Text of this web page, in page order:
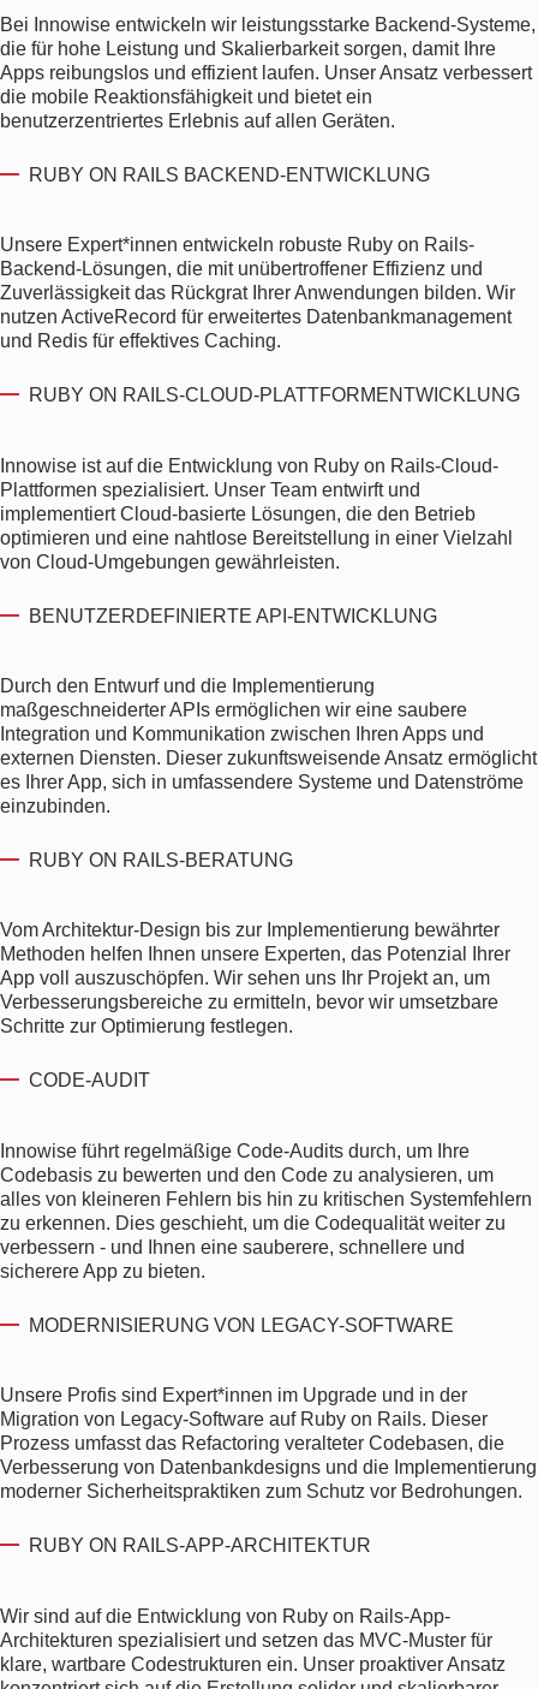
Bei Innowise entwickeln wir leistungsstarke Backend-Systeme,
die für hohe Leistung und Skalierbarkeit sorgen, damit Ihre
Apps reibungslos und effizient laufen. Unser Ansatz verbessert
die mobile Reaktionsfähigkeit und bietet ein
benutzerzentriertes Erlebnis auf allen Geräten.
RUBY ON RAILS BACKEND-ENTWICKLUNG
Unsere Expert*innen entwickeln robuste Ruby on Rails-
Backend-Lösungen, die mit unübertroffener Effizienz und
Zuverlässigkeit das Rückgrat Ihrer Anwendungen bilden. Wir
nutzen ActiveRecord für erweitertes Datenbankmanagement
und Redis für effektives Caching.
RUBY ON RAILS-CLOUD-PLATTFORMENTWICKLUNG
Innowise ist auf die Entwicklung von Ruby on Rails-Cloud-
Plattformen spezialisiert. Unser Team entwirft und
implementiert Cloud-basierte Lösungen, die den Betrieb
optimieren und eine nahtlose Bereitstellung in einer Vielzahl
von Cloud-Umgebungen gewährleisten.
BENUTZERDEFINIERTE API-ENTWICKLUNG
Durch den Entwurf und die Implementierung
maßgeschneiderter APIs ermöglichen wir eine saubere
Integration und Kommunikation zwischen Ihren Apps und
externen Diensten. Dieser zukunftsweisende Ansatz ermöglicht
es Ihrer App, sich in umfassendere Systeme und Datenströme
einzubinden.
RUBY ON RAILS-BERATUNG
Vom Architektur-Design bis zur Implementierung bewährter
Methoden helfen Ihnen unsere Experten, das Potenzial Ihrer
App voll auszuschöpfen. Wir sehen uns Ihr Projekt an, um
Verbesserungsbereiche zu ermitteln, bevor wir umsetzbare
Schritte zur Optimierung festlegen.
CODE-AUDIT
Innowise führt regelmäßige Code-Audits durch, um Ihre
Codebasis zu bewerten und den Code zu analysieren, um
alles von kleineren Fehlern bis hin zu kritischen Systemfehlern
zu erkennen. Dies geschieht, um die Codequalität weiter zu
verbessern - und Ihnen eine sauberere, schnellere und
sicherere App zu bieten.
MODERNISIERUNG VON LEGACY-SOFTWARE
Unsere Profis sind Expert*innen im Upgrade und in der
Migration von Legacy-Software auf Ruby on Rails. Dieser
Prozess umfasst das Refactoring veralteter Codebasen, die
Verbesserung von Datenbankdesigns und die Implementierung
moderner Sicherheitspraktiken zum Schutz vor Bedrohungen.
RUBY ON RAILS-APP-ARCHITEKTUR
Wir sind auf die Entwicklung von Ruby on Rails-App-
Architekturen spezialisiert und setzen das MVC-Muster für
klare, wartbare Codestrukturen ein. Unser proaktiver Ansatz